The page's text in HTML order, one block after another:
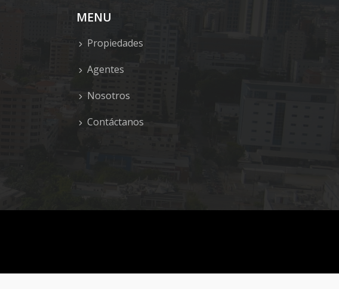
MENU
Propiedades
Agentes
Nosotros
Contáctanos